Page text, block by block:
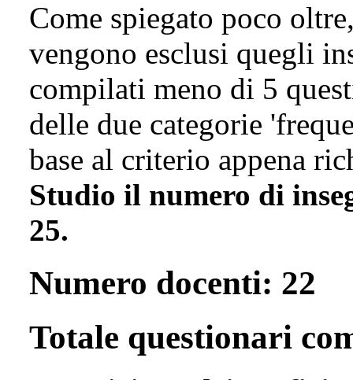
Come spiegato poco
vengono esclusi quegli
compilati meno di 5
delle due categorie
base al criterio appena
Studio il numero di
25.
Numero docenti: 22
Totale questionari